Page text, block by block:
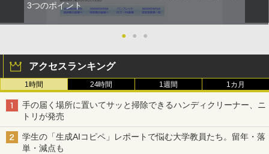
3つのポイント
● ● ●
アクセスランキング
1時間 24時間 1週間 1カ月
手の届く場所に置いてサッと掃除できるハンディクリーナー、ニ
トリが発売
学生の「生成AIコピペ」レポートで悩む大学教員たち。留年・落
単・減点も